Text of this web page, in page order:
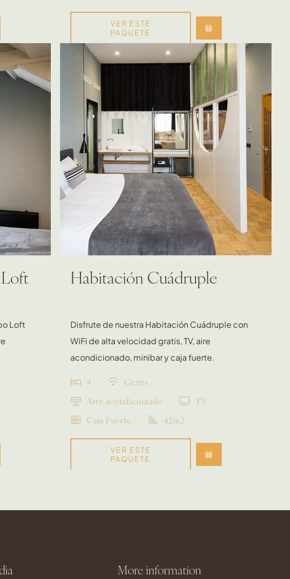
VER ESTE
PAQUETE
Loft
Habitación Cuádruple
Disfrute de nuestra Habitación Cuádruple con
WiFi de alta velocidad gratis, TV, aire
acondicionado, minibar y caja fuerte.
4
Gratis
Aire acondicionado
TV
Caja Fuerte
42m2
VER ESTE
PAQUETE
More information